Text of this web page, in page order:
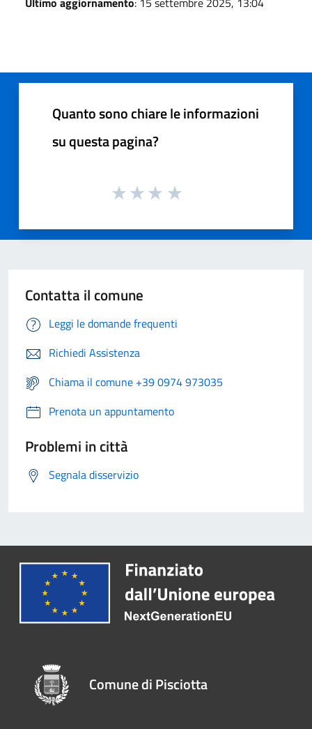
Quanto sono chiare le informazioni
su questa pagina?
Contatta il comune
Leggi le domande frequenti
Richiedi Assistenza
Chiama il comune +39 0974 973035
Prenota un appuntamento
Problemi in città
Segnala disservizio
Comune di Pisciotta